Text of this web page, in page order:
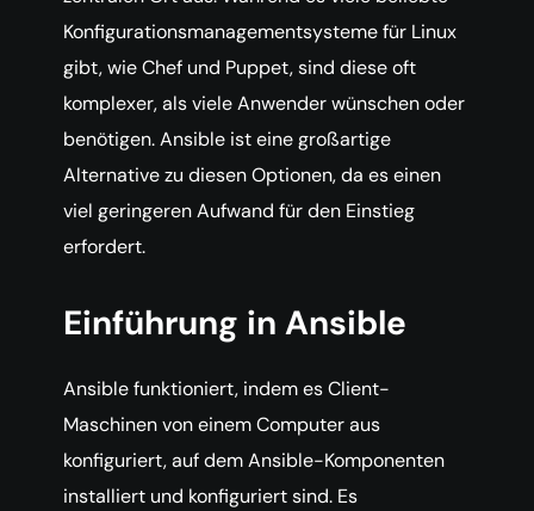
Konfigurationsmanagementsysteme für Linux
gibt, wie Chef und Puppet, sind diese oft
komplexer, als viele Anwender wünschen oder
benötigen. Ansible ist eine großartige
Alternative zu diesen Optionen, da es einen
viel geringeren Aufwand für den Einstieg
erfordert.
Einführung in Ansible
Ansible funktioniert, indem es Client-
Maschinen von einem Computer aus
konfiguriert, auf dem Ansible-Komponenten
installiert und konfiguriert sind. Es